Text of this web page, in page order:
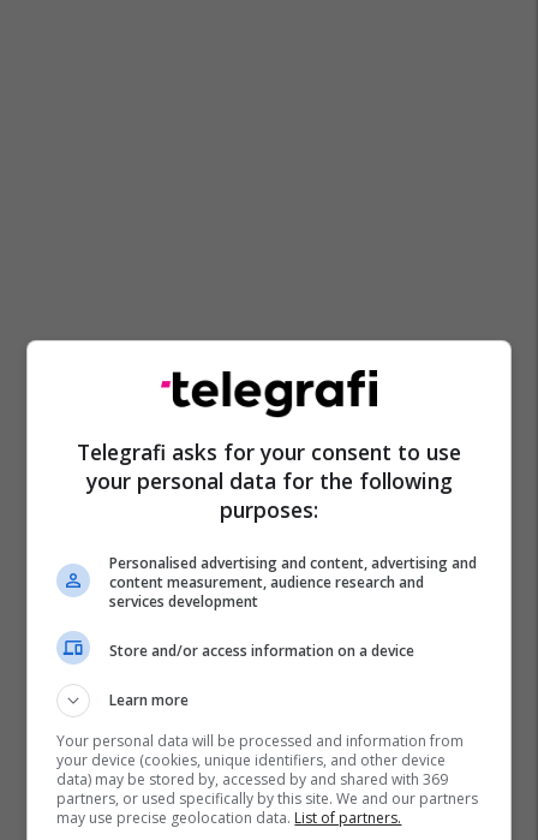
Telegrafi asks for your consent to use
your personal data for the following
purposes:
Personalised advertising and content, advertising and
content measurement, audience research and
services development
Store and/or access information on a device
Learn more
Your personal data will be processed and information from
your device (cookies, unique identifiers, and other device
data) may be stored by, accessed by and shared with 369
partners, or used specifically by this site. We and our partners
may use precise geolocation data. List of partners.